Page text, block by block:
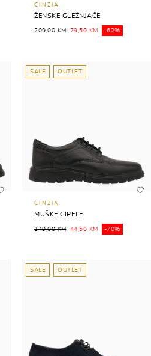
CINZIA
ŽENSKE GLEŽNJAČE
209,00 KM 79,50 KM -62%
SALE OUTLET
CINZIA
MUŠKE CIPELE
149,00 KM 44,50 KM -70%
SALE OUTLET